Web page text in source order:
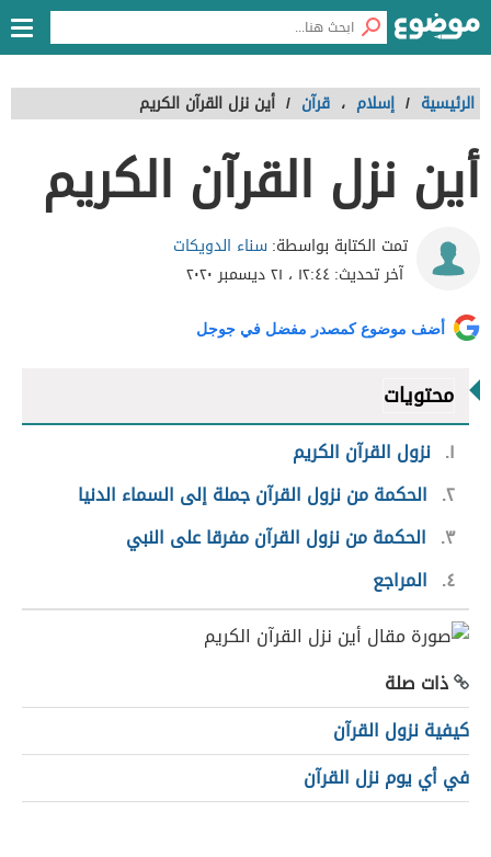
الرئيسية / إسلام ، قرآن / أين نزل القرآن الكريم
أين نزل القرآن الكريم
تمت الكتابة بواسطة:سناء الدويكات
آخر تحديث:١٢:٤٤ ، ٢١ ديسمبر ٢٠٢٠
أضف موضوع كمصدر مفضل في جوجل
محتويات
١ نزول القرآن الكريم
٢ الحكمة من نزول القرآن جملة إلى السماء الدنيا
٣
الحكمة من نزول القرآن مفرقا على النبي
٤
المراجع
ذات صلة
كيفية نزول القرآن
في أي يوم نزل القرآن